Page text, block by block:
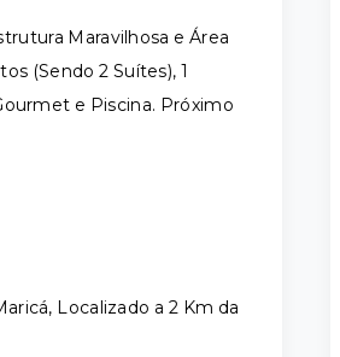
Maravilhosa e Área
(Sendo 2 Suítes), 1
e Piscina. Próximo
Localizado a 2 Km da